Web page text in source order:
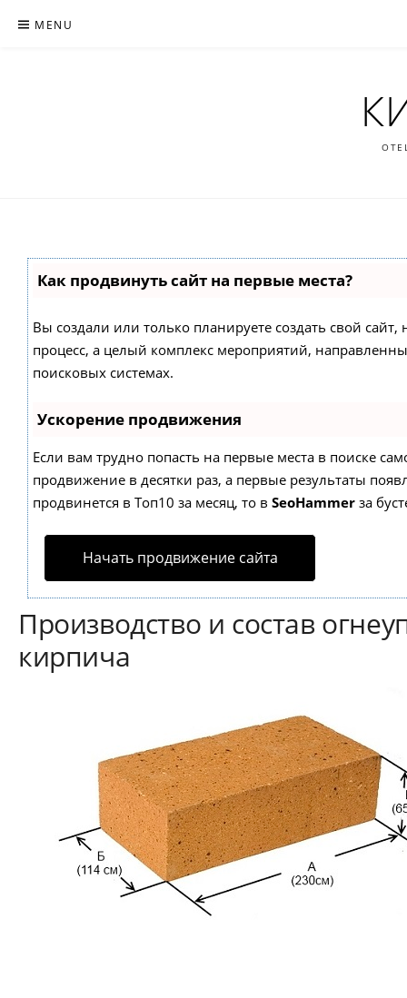
MENU
Как продвинуть сайт на первые места?
Вы создали или только планируете создать свой
процесс, а целый комплекс мероприятий,
поисковых системах.
Ускорение продвижения
Если вам трудно попасть на первые места в поиске
продвижение в десятки раз, а первые результаты
продвинется в Топ10 за месяц, то в SeoHammer за
Начать продвижение сайта
Производство и состав
кирпича